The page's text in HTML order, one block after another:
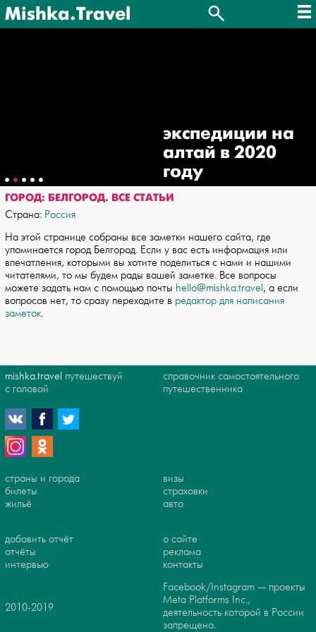
Mishka.Travel
экспедиции на
алтай в 2020
году
ГОРОД: БЕЛГОРОД. ВСЕ СТАТЬИ
Страна: Россия
На этой странице собраны все заметки нашего сайта, где
упоминается город Белгород. Если у вас есть информация или
впечатления, которыми вы хотите поделиться с нами и нашими
читателями, то мы будем рады вашей заметке. Все вопросы
можете задать нам с помощью почты hello@mishka.travel, а если
вопросов нет, то сразу переходите в редактор для написания
заметок.
mishka.travel путешествуй
с головой
справочник самостоятельного
путешественника
страны и города
билеты
жильё
визы
страховки
авто
добавить отчёт
отчёты
интервью
о сайте
реклама
контакты
2010-2019
Facebook/Instagram — проекты
Meta Platforms Inc.,
деятельность которой в России
запрещена.